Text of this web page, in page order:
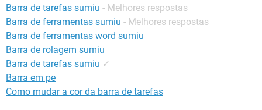
Barra de tarefas sumiu - Melhores respostas
Barra de ferramentas sumiu - Melhores respostas
Barra de ferramentas word sumiu
Barra de rolagem sumiu
Barra de tarefas sumiu ✓
Barra em pe
Como mudar a cor da barra de tarefas